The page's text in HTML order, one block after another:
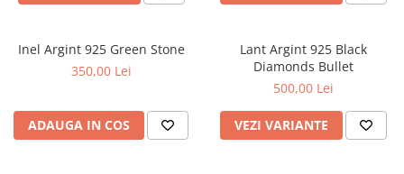
Inel Argint 925 Green Stone
350,00 Lei
ADAUGA IN COS
Lant Argint 925 Black
Diamonds Bullet
500,00 Lei
VEZI VARIANTE